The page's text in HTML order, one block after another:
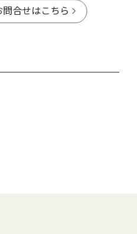
合せはこちら